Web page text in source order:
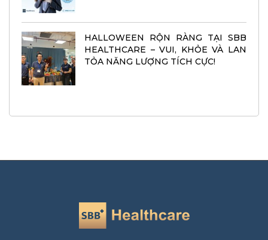
HALLOWEEN RỘN RÀNG TẠI SBB
HEALTHCARE – VUI, KHỎE VÀ LAN
TỎA NĂNG LƯỢNG TÍCH CỰC!